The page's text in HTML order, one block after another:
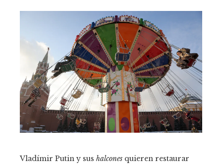
Vladímir Putin y sus halcones quieren restaurar